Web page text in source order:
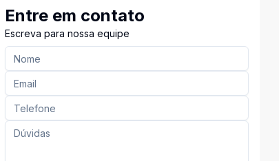
Entre em contato
Escreva para nossa equipe